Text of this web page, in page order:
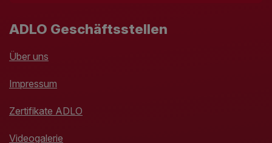
ADLO Geschäftsstellen
Über uns
Impressum
Zertifikate ADLO
Videogalerie